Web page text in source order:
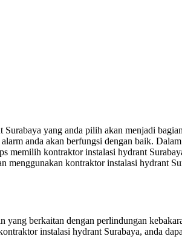
yang anda pilih akan menjadi
anda akan berfungsi dengan baik.
memilih kontraktor instalasi hydrant
menggunakan kontraktor instalasi hydrant
yang berkaitan dengan perlindungan
instalasi hydrant Surabaya, anda